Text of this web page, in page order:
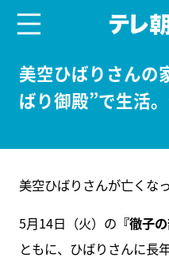
美空ひばりさんの
ばり御殿”で生活
美空ひばりさんが亡くな
5月14日（火）の 『徹子
ともに、ひばりさんに長